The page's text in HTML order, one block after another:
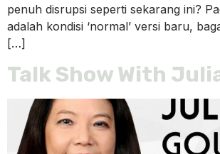
penuh disrupsi seperti sekarang ini?
adalah kondisi ‘normal’ versi baru,
[…]
Talk Show With